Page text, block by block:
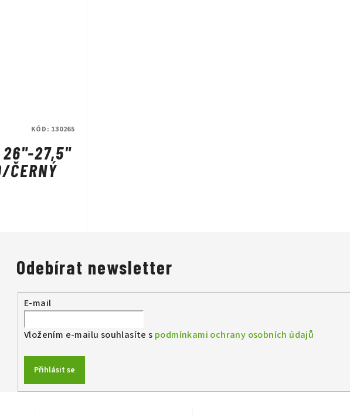
26"-27,5"
ČERNÝ
KÓD: 130265
Odebírat newsletter
E-mail
Vložením e-mailu souhlasíte s podmínkami ochrany osobních údajů
Přihlásit se